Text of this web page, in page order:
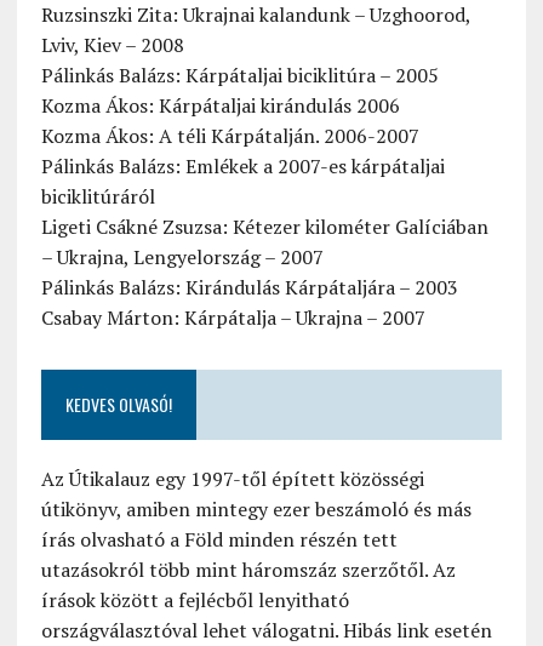
Ruzsinszki Zita: Ukrajnai kalandunk – Uzghoorod,
Lviv, Kiev – 2008
Pálinkás Balázs: Kárpátaljai biciklitúra – 2005
Kozma Ákos: Kárpátaljai kirándulás 2006
Kozma Ákos: A téli Kárpátalján. 2006-2007
Pálinkás Balázs: Emlékek a 2007-es kárpátaljai
biciklitúráról
Ligeti Csákné Zsuzsa: Kétezer kilométer Galíciában
– Ukrajna, Lengyelország – 2007
Pálinkás Balázs: Kirándulás Kárpátaljára – 2003
Csabay Márton: Kárpátalja – Ukrajna – 2007
KEDVES OLVASÓ!
Az Útikalauz egy 1997-től épített közösségi
útikönyv, amiben mintegy ezer beszámoló és más
írás olvasható a Föld minden részén tett
utazásokról több mint háromszáz szerzőtől. Az
írások között a fejlécből lenyitható
országválasztóval lehet válogatni. Hibás link esetén